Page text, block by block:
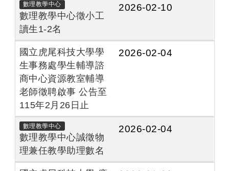
數理教學中心
數理教學中心徵小工
讀生1-2名
2026-02-10
國立虎尾科技大學學
生事務處學生輔導諮
商中心資源教室輔導
老師徵聘啟事 公告至
115年2月26日止
2026-02-04
數理教學中心
數理教學中心誠徵物
理兼任教學助理數名
2026-02-04